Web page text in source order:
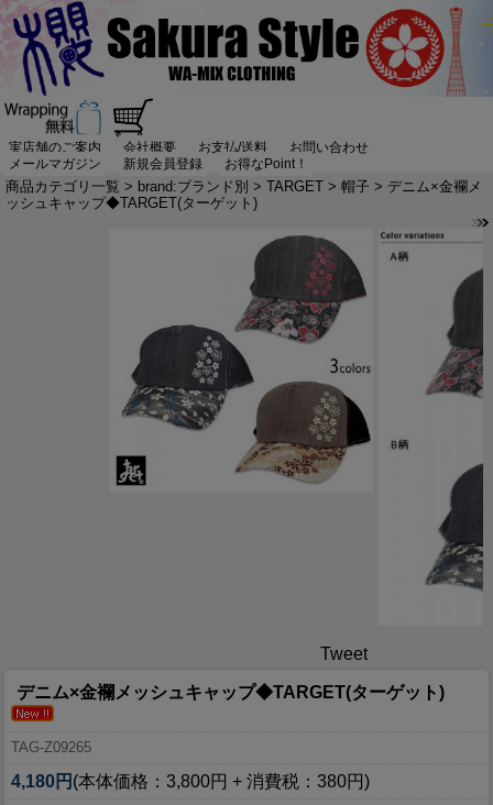
実店舗のご案内 会社概要 お支払/送料
お問い合わせ
メールマガジン
新規会員登録 お得なPoint！
商品カテゴリ一覧 > brand:ブランド別 > TARGET > 帽子 > デニム×金襴メ
ッシュキャップ◆TARGET(ターゲット)
Tweet
デニム×金襴メッシュキャップ◆TARGET(ターゲット)
TAG-Z09265
4,180円 (本体価格：3,800円 + 消費税：380円)